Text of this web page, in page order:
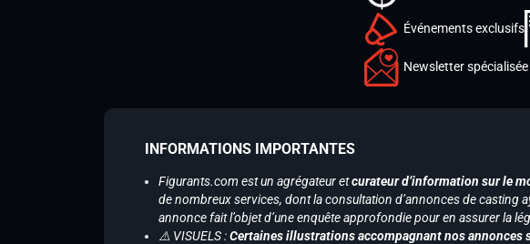
Événements exclusifs
Newsletter spécialisée
INFORMATIONS IMPORTANTES
Figurants.com est un agrégateur etcurateur d’information sur le
de nombreux services, dont la consultation d’annonces de casting
annonce fait l’objet d’une enquête approfondie pour en assurer la
⚠️ VISUELS :Certaines illustrations accompagnant nos